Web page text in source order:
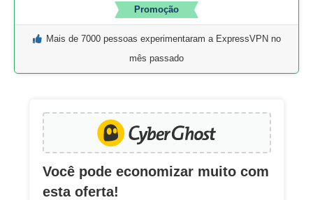
Promoção
Mais de 7000 pessoas experimentaram a ExpressVPN no
mês passado
Você pode economizar muito com
esta oferta!